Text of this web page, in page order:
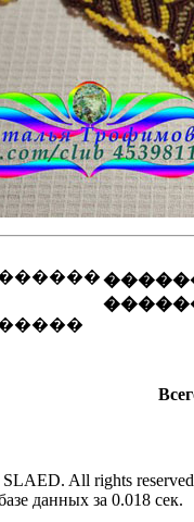
All rights
данных за 0.018 сек.